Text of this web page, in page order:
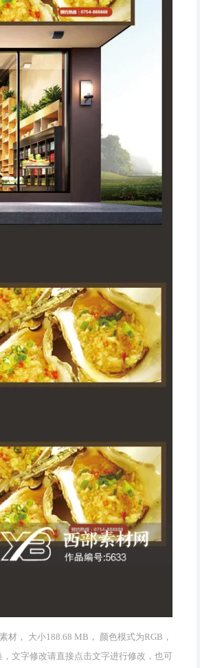
材， 大小188.68 MB， 颜色模式为RGB，
文字修改请直接点击文字进行修改，也可